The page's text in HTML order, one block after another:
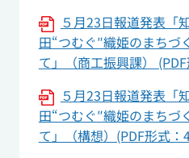
５月23日報道発表「
田“つむぐ″織姫のまちづ
て」（商工振興課）
５月23日報道発表「
田“つむぐ″織姫のまちづ
て」（構想）(PDF形式：